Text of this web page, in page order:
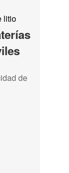
litio
de